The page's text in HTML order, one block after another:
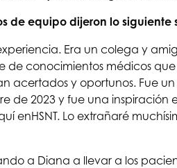
de equipo dijeron lo siguiente
Era un colega y
conocimientos médicos
acertados y oportunos. Fue
de 2023 y fue una
enHSNT. Lo extrañaré
a Diana a llevar a los